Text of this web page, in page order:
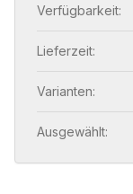
Verfügbarkeit:
Lieferzeit:
Varianten:
Ausgewählt: